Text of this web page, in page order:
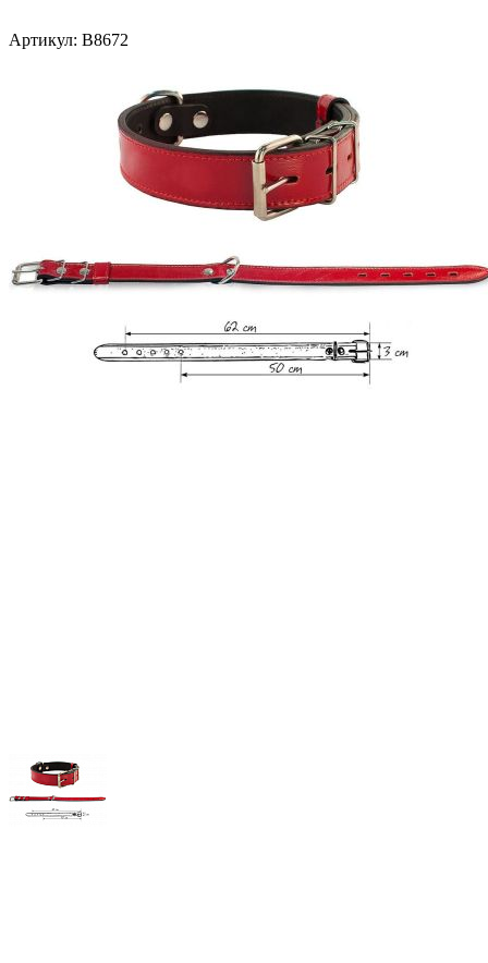
Артикул: В8672